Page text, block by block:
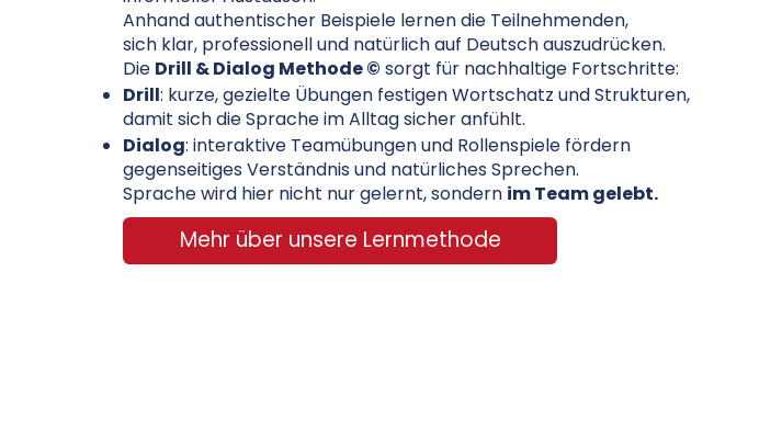
Anhand authentischer Beispiele lernen die Teilnehmenden,
sich klar, professionell und natürlich auf Deutsch auszudrücken.
Die Drill & Dialog Methode © sorgt für nachhaltige Fortschritte:
Drill: kurze, gezielte Übungen festigen Wortschatz und Strukturen,
damit sich die Sprache im Alltag sicher anfühlt.
Dialog: interaktive Teamübungen und Rollenspiele fördern
gegenseitiges Verständnis und natürliches Sprechen.
Sprache wird hier nicht nur gelernt, sondern im Team gelebt.
Mehr über unsere Lernmethode